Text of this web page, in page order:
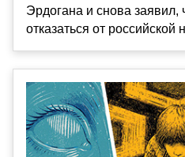
Эрдогана и снова заявил,
отказаться от российской